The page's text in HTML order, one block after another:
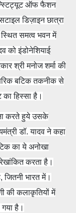
ऑफ फैशन
डिज़ाइन छात्रा
स्थित समत्व भवन में
को इंडोनेशियाई
श्री मनोज शर्मा की
बटिक तकनीक से
हिस्सा है।
करते हुये उसके
डॉ. यादव ने कहा
का ये अनोखा
करता है।
जितनी भारत में।
की कलाकृतियों में
है।